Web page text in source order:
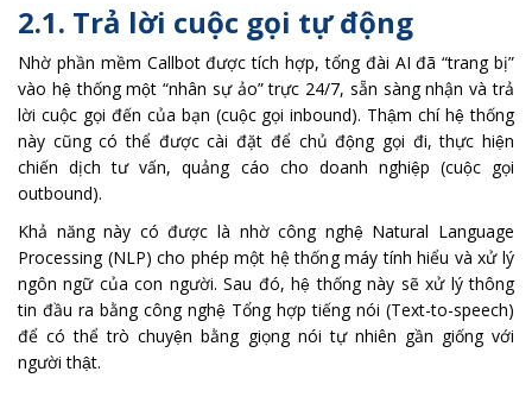
2.1. Trả lời cuộc gọi tự động
Nhờ phần mềm Callbot được tích hợp, tổng đài AI đã “trang bị”
vào hệ thống một “nhân sự ảo” trực 24/7, sẵn sàng nhận và trả
lời cuộc gọi đến của bạn (cuộc gọi inbound). Thậm chí hệ thống
này cũng có thể được cài đặt để chủ động gọi đi, thực hiện
chiến dịch tư vấn, quảng cáo cho doanh nghiệp (cuộc gọi
outbound).
Khả năng này có được là nhờ công nghệ Natural Language
Processing (NLP) cho phép một hệ thống máy tính hiểu và xử lý
ngôn ngữ của con người. Sau đó, hệ thống này sẽ xử lý thông
tin đầu ra bằng công nghệ Tổng hợp tiếng nói (Text-to-speech)
để có thể trò chuyện bằng giọng nói tự nhiên gần giống với
người thật.